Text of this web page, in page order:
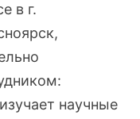
в г.
научные